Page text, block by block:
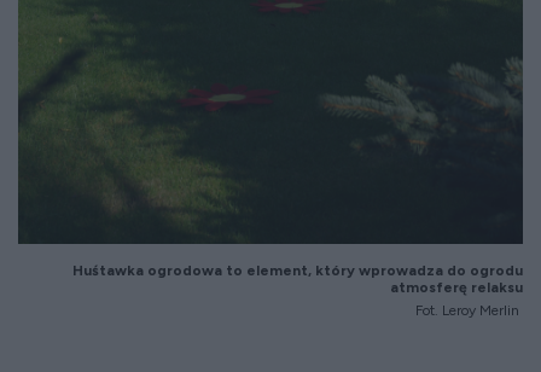
Huśtawka ogrodowa to element, który wprowadza do ogrodu
atmosferę relaksu
Fot. Leroy Merlin